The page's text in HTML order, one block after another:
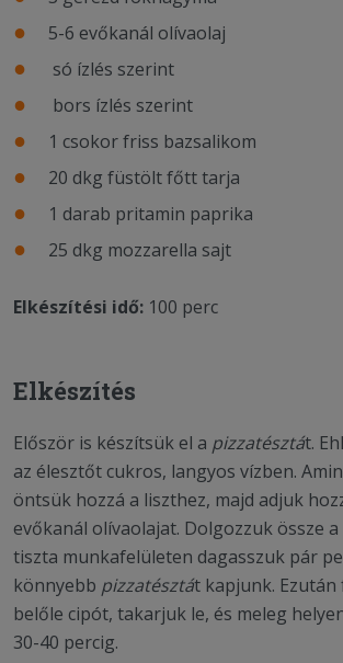
5-6 evőkanál olívaolaj
só ízlés szerint
bors ízlés szerint
1 csokor friss bazsalikom
20 dkg füstölt főtt tarja
1 darab pritamin paprika
25 dkg mozzarella sajt
Elkészítési idő: 100 perc
Elkészítés
Először is készítsük el a pizzatésztát.
az élesztőt cukros, langyos vízben.
öntsük hozzá a liszthez, majd adjuk
evőkanál olívaolajat. Dolgozzuk össze a
tiszta munkafelületen dagasszuk pár
könnyebb pizzatésztát kapjunk.
belőle cipót, takarjuk le, és meleg
30-40 percig.